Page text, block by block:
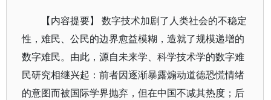
【内容提要】 数字技术加剧了人类社会的不稳定
性，难民、公民的边界愈益模糊，造就了规模递增的
数字难民。由此，源自未来学、科学技术学的数字难
民研究相继兴起：前者因逐渐暴露煽动道德恐慌情绪
的意图而被国际学界抛弃，但在中国不减其热度；后